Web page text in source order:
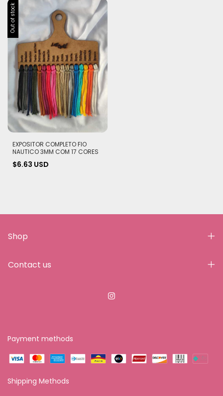
Out of stock
EXPOSITOR COMPLETO FIO
NAUTICO 3MM COM 17 CORES
$6.63 USD
Shop
Contact us
Payment methods
Shipping Methods